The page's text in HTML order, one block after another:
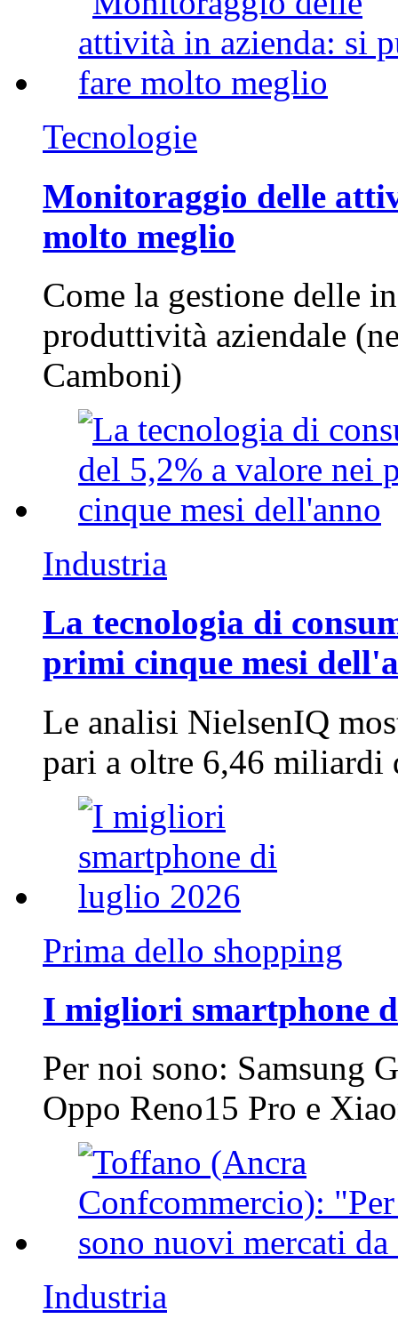
Tecnologie
Monitoraggio delle
molto meglio
Come la gestione delle
produttività aziendale
Camboni)
Industria
La tecnologia di
primi cinque mesi
Le analisi NielsenIQ
pari a oltre 6,46
Prima dello shopping
I migliori smartphone
Per noi sono: Samsung
Oppo Reno15 Pro e
Industria